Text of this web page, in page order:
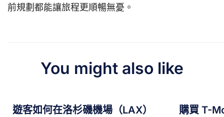
前規劃都能讓旅程更順暢無憂。
You might also like
遊客如何在洛杉磯機場（LAX）
購買 T-